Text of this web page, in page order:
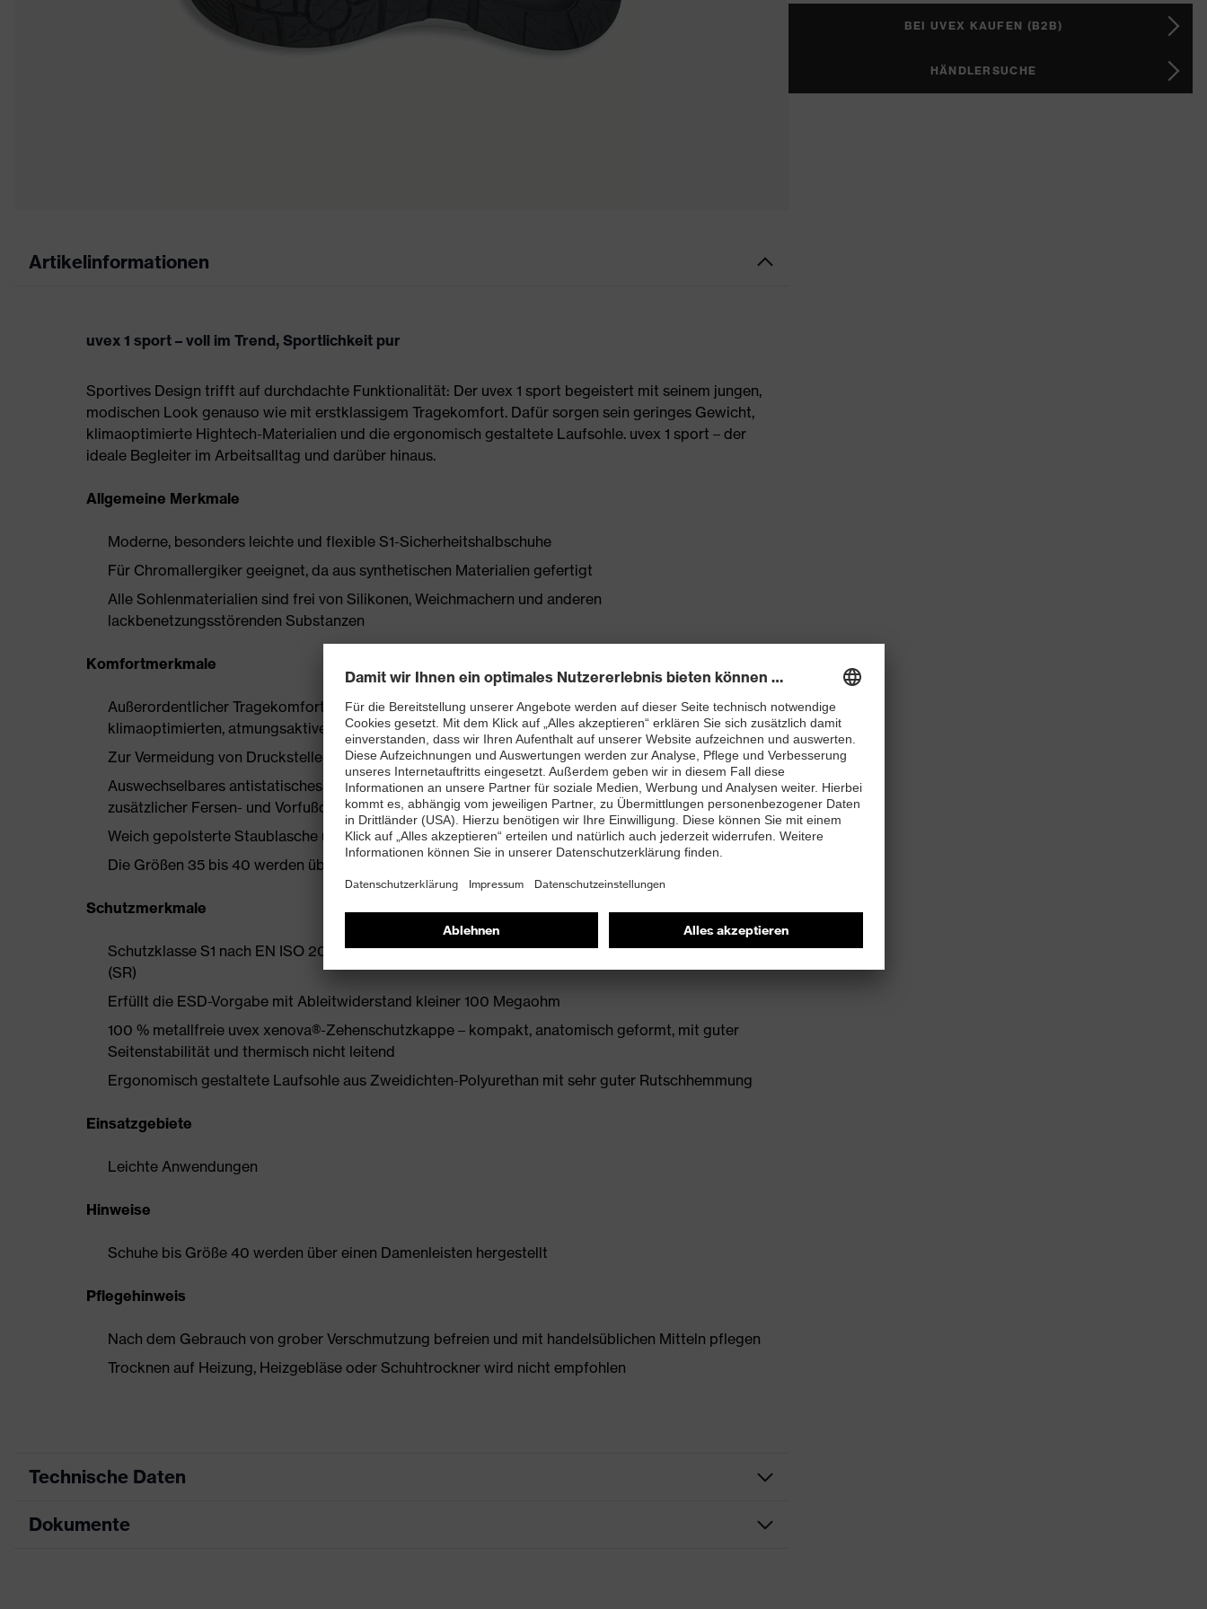
Artikelinformationen
uvex 1 sport – voll im Trend, Sportlichkeit pur
Sportives Design trifft auf durchdachte Funktionalität: Der uvex 1 sport begeistert mit seinem jungen,
modischen Look genauso wie mit erstklassigem Tragekomfort. Dafür sorgen sein geringes Gewicht,
klimaoptimierte Hightech-Materialien und die ergonomisch gestaltete Laufsohle. uvex 1 sport – der
ideale Begleiter im Arbeitsalltag und darüber hinaus.
Allgemeine Merkmale
Moderne, besonders leichte und flexible S1-Sicherheitshalbschuhe
Für Chromallergiker geeignet, da aus synthetischen Materialien gefertigt
Alle Sohlenmaterialien sind frei von Silikonen, Weichmachern und anderen
lackbenetzungsstörenden Substanzen
Komfortmerkmale
Außerordentlicher Tragekomfort, zu dem ein neu entwickelter Leisten ebenso beiträgt wie die
klimaoptimierten, atmungsaktiven Materialien
Zur Vermeidung von Druckstellen nahezu nahtfreie Schaftkonstruktion aus Hightech-Material
Auswechselbares antistatisches Komfortfußbett mit Feuchtigkeitstransportsystem und
zusätzlicher Fersen- und Vorfußdämpfung
Weich gepolsterte Staublasche und Kragen
Die Größen 35 bis 40 werden über einen Damenleisten hergestellt
Schutzmerkmale
Schutzklasse S1 nach EN ISO 20345:2022 mit Zusatzkennzeichnung für sehr gute Rutschhemmung
(SR)
Erfüllt die ESD-Vorgabe mit Ableitwiderstand kleiner 100 Megaohm
100 % metallfreie uvex xenova®-Zehenschutzkappe – kompakt, anatomisch geformt, mit guter
Seitenstabilität und thermisch nicht leitend
Ergonomisch gestaltete Laufsohle aus Zweidichten-Polyurethan mit sehr guter Rutschhemmung
Einsatzgebiete
Leichte Anwendungen
Hinweise
Schuhe bis Größe 40 werden über einen Damenleisten hergestellt
Pflegehinweis
Nach dem Gebrauch von grober Verschmutzung befreien und mit handelsüblichen Mitteln pflegen
Trocknen auf Heizung, Heizgebläse oder Schuhtrockner wird nicht empfohlen
Technische Daten
Produktart
Dokumente
BEI UVEX KAUFEN (B2B)
HÄNDLERSUCHE